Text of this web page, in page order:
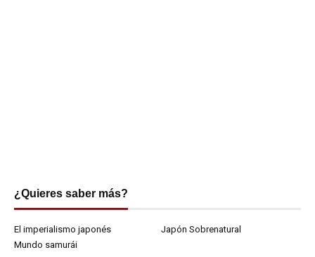
¿Quieres saber más?
El imperialismo japonés
Japón Sobrenatural
Mundo samurái